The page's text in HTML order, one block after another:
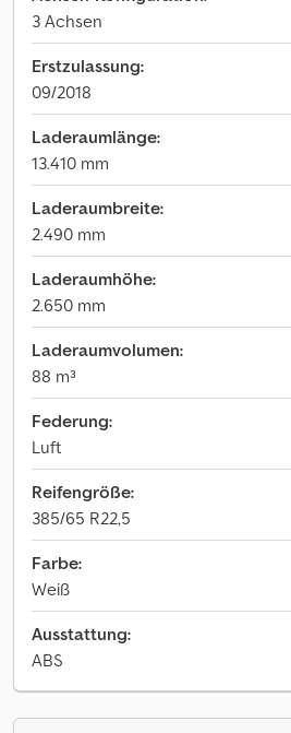
3 Achsen
Erstzulassung:
09/2018
Laderaumlänge:
13.410 mm
Laderaumbreite:
2.490 mm
Laderaumhöhe:
2.650 mm
Laderaumvolumen:
88 m³
Federung:
Luft
Reifengröße:
385/65 R22,5
Farbe:
Weiß
Ausstattung:
ABS